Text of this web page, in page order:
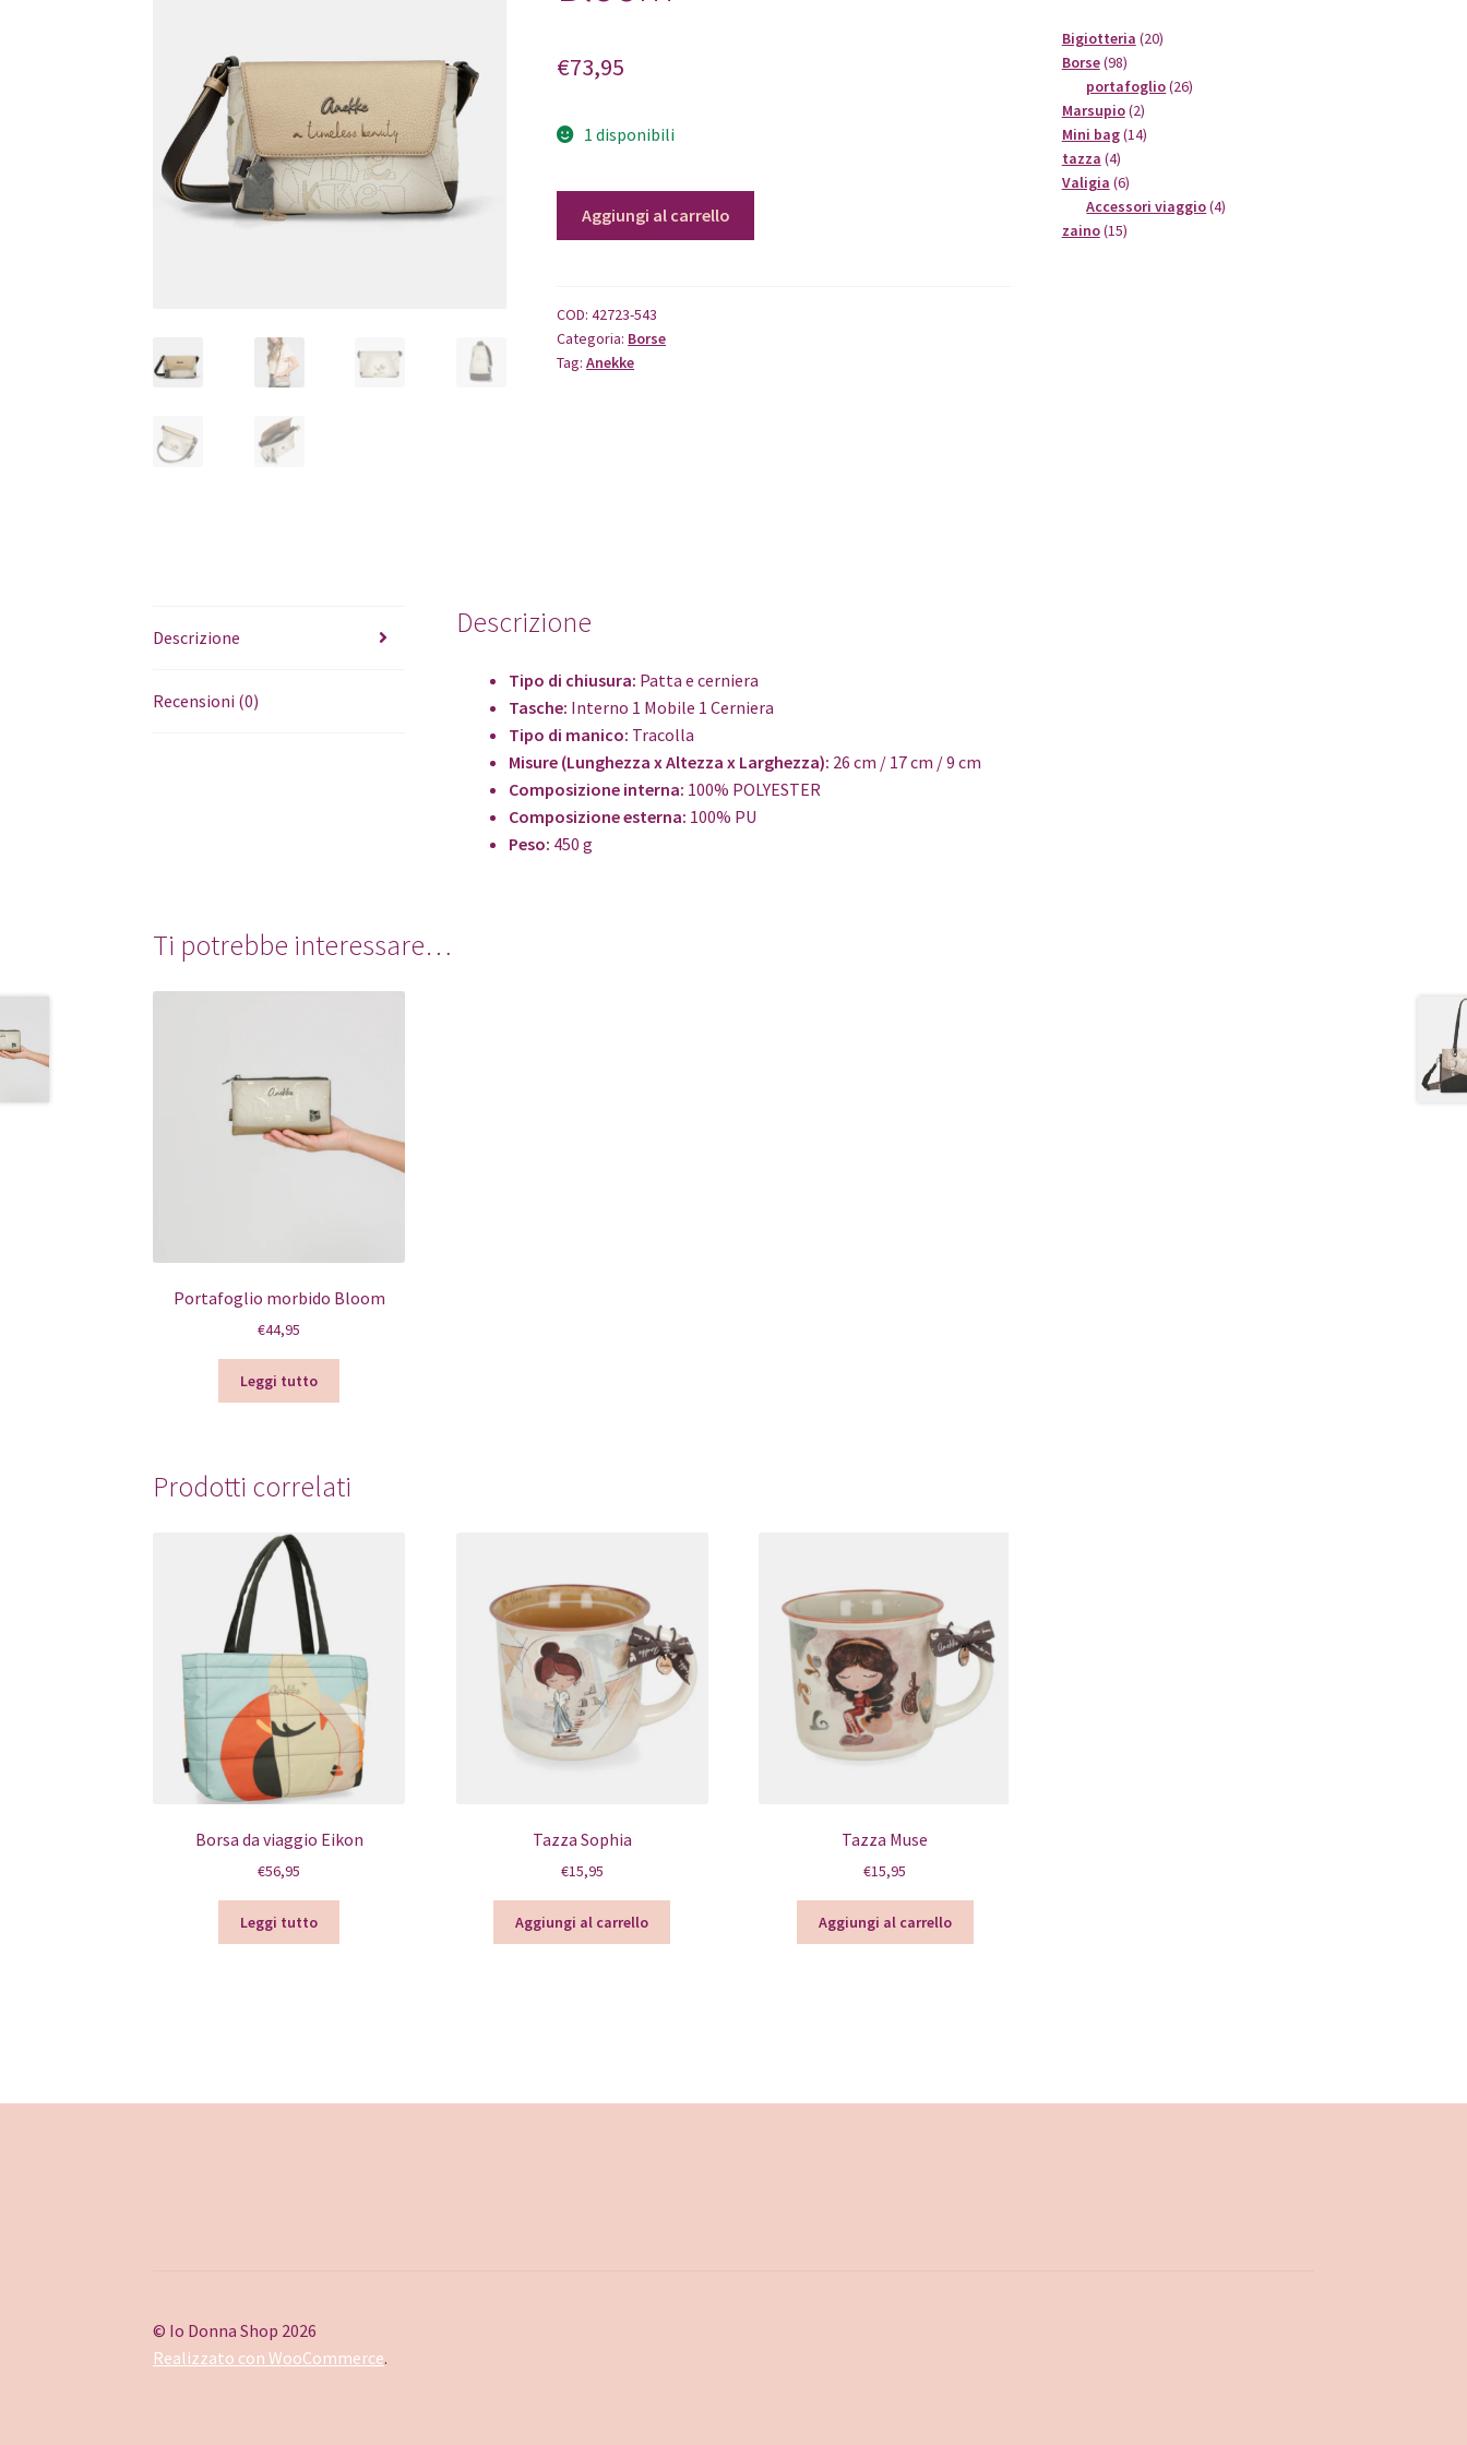
€73,95
1 disponibili
patta
Bloom
quantità
Aggiungi al carrello
COD:42723-543
Categoria: Borse
Tag:Anekke
Descrizione
Recensioni (0)
Descrizione
Tipo di chiusura: Patta e cerniera
Tasche: Interno 1 Mobile 1 Cerniera
Tipo di manico: Tracolla
Misure (Lunghezza x Altezza x Larghezza): 26 cm / 17 cm / 9 cm
Composizione interna: 100% POLYESTER
Composizione esterna: 100% PU
Peso: 450 g
Ti potrebbe interessare…
Portafoglio morbido Bloom
€44,95
Leggi tutto
Prodotti correlati
Borsa da viaggio Eikon
€56,95
Leggi tutto
Tazza Sophia
€15,95
Aggiungi al carrello
Tazza Muse
€15,95
Aggiungi al carrello
Bigiotteria 2020
Borse 9898
prodotti
portafoglio 2626
Marsupio 22
prodotti
Mini bag 1414
tazza 44
prodotti
Valigia 66
prodotti
Accessori viaggio 44
zaino 1515
© Io Donna Shop 2026
Realizzato con WooCommerce.